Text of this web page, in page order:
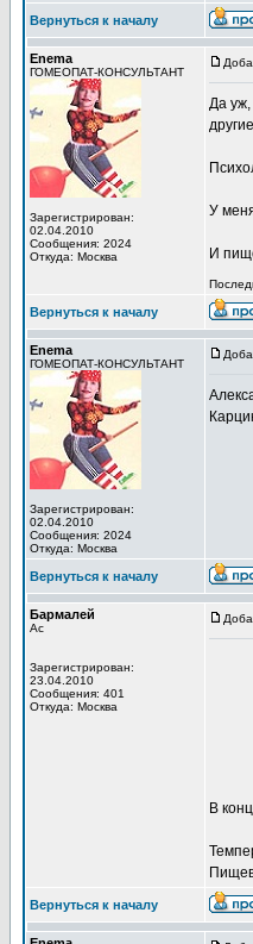
Вернуться к началу
Enema
ГОМЕОПАТ-КОНСУЛЬТАНТ
Зарегистрирован:
02.04.2010
Сообщения: 2024
Откуда: Москва
Да уж,
У
И
Вернуться к началу
Enema
ГОМЕОПАТ-КОНСУЛЬТАНТ
Зарегистрирован:
02.04.2010
Сообщения: 2024
Откуда: Москва
Вернуться к началу
Бармалей
Ас
Зарегистрирован:
23.04.2010
Сообщения: 401
Откуда: Москва
В
Вернуться к началу